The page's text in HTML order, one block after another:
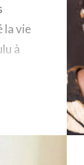
la vie
à